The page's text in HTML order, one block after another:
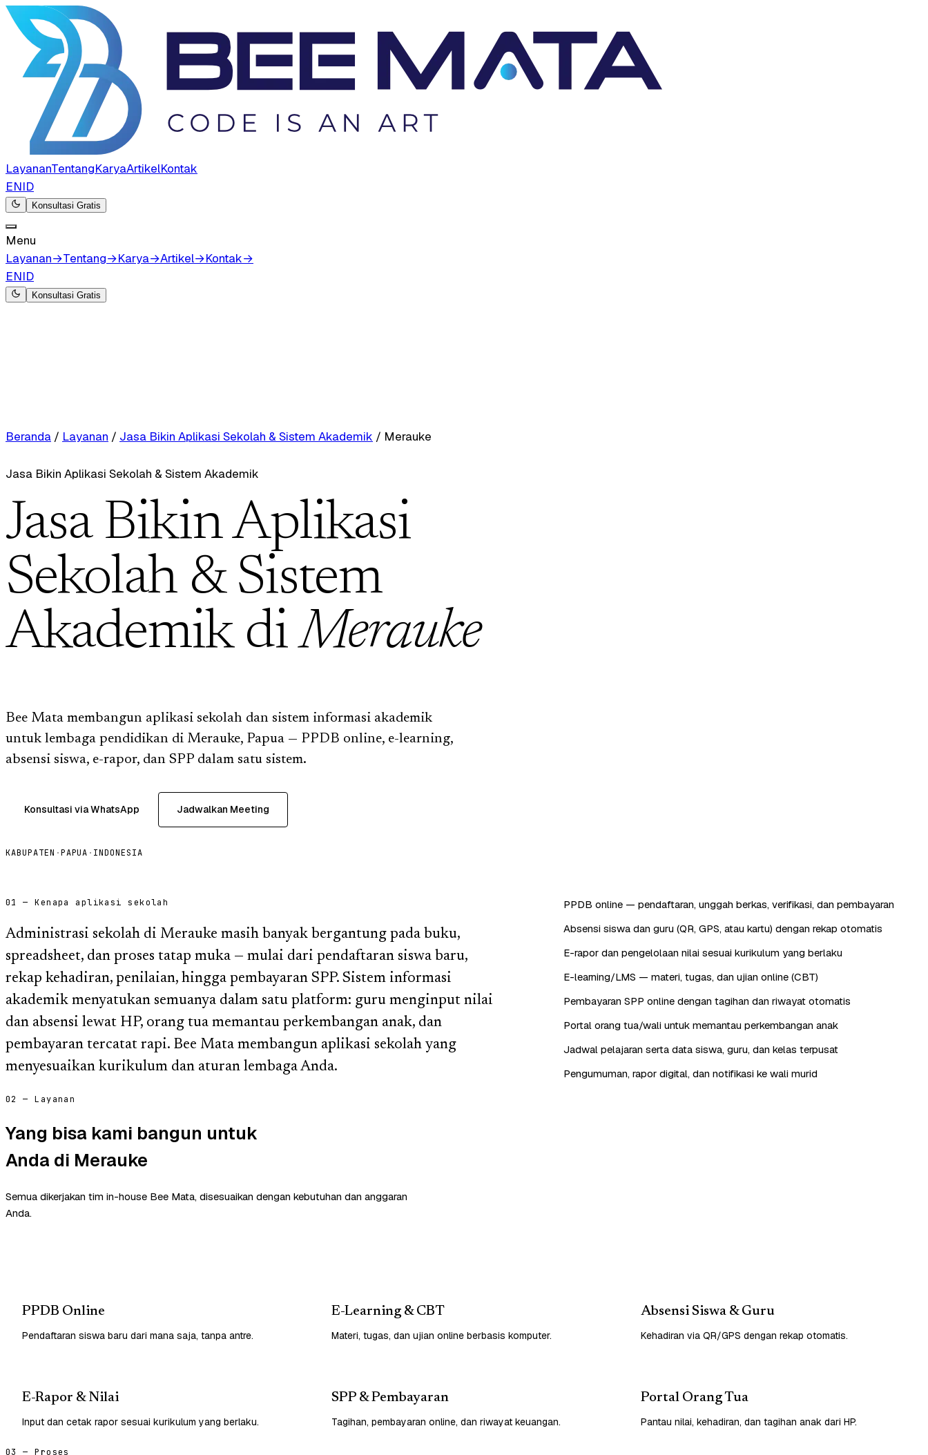
LayananTentangKaryaArtikelKontak
ENID
Konsultasi Gratis
Menu
Layanan→Tentang→Karya→Artikel→Kontak→
ENID
Konsultasi Gratis
Beranda / Layanan / Jasa Bikin Aplikasi Sekolah & Sistem Akademik / Merauke
Jasa Bikin Aplikasi Sekolah & Sistem Akademik
Jasa Bikin Aplikasi
Sekolah & Sistem
Akademik diMerauke
Bee Mata membangun aplikasi sekolah dan sistem informasi akademik
untuk lembaga pendidikan di Merauke, Papua — PPDB online, e-learning,
absensi siswa, e-rapor, dan SPP dalam satu sistem.
Konsultasi via WhatsApp Jadwalkan Meeting
KABUPATEN ·PAPUA · INDONESIA
01 — Kenapa aplikasi sekolah
Administrasi sekolah di Merauke masih banyak bergantung pada buku,
spreadsheet, dan proses tatap muka — mulai dari pendaftaran siswa baru,
rekap kehadiran, penilaian, hingga pembayaran SPP. Sistem informasi
akademik menyatukan semuanya dalam satu platform: guru menginput nilai
dan absensi lewat HP, orang tua memantau perkembangan anak, dan
pembayaran tercatat rapi. Bee Mata membangun aplikasi sekolah yang
menyesuaikan kurikulum dan aturan lembaga Anda.
PPDB online — pendaftaran, unggah berkas, verifikasi, dan pembayaran
Absensi siswa dan guru (QR, GPS, atau kartu) dengan rekap otomatis
E-rapor dan pengelolaan nilai sesuai kurikulum yang berlaku
E-learning/LMS — materi, tugas, dan ujian online (CBT)
Pembayaran SPP online dengan tagihan dan riwayat otomatis
Portal orang tua/wali untuk memantau perkembangan anak
Jadwal pelajaran serta data siswa, guru, dan kelas terpusat
Pengumuman, rapor digital, dan notifikasi ke wali murid
02 — Layanan
Yang bisa kami bangun untuk
Anda di Merauke
Semua dikerjakan tim in-house Bee Mata, disesuaikan dengan kebutuhan dan anggaran
Anda.
PPDB Online
Pendaftaran siswa baru dari mana saja, tanpa antre.
E-Learning & CBT
Materi, tugas, dan ujian online berbasis komputer.
Absensi Siswa & Guru
Kehadiran via QR/GPS dengan rekap otomatis.
E-Rapor & Nilai
Input dan cetak rapor sesuai kurikulum yang berlaku.
SPP & Pembayaran
Tagihan, pembayaran online, dan riwayat keuangan.
Portal Orang Tua
Pantau nilai, kehadiran, dan tagihan anak dari HP.
03 — Proses